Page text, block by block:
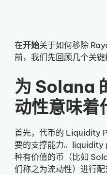
在开始关于如何移除
前，我们先回顾几个关键
为 Solana
动性意味着
首先，代币的 Liquidity
要的支撑能力。liquidity
种有价值的币（比如
们称之为流动性）进行配